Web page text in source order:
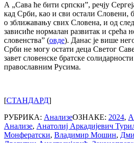
А „Сава ће бити српски”, речју
кад Срби, као и сви остали Словени,
о зближавању свих Словена, и од
зависиће нормалан развитак и срећа
словенства” (овде). Данас је више
Срби не могу остати деца Светог
завет словенске братске
православним Русима.
[СТАНДАРД]
РУБРИКА: АнализеОЗНАКЕ: 2024,
Анализе, Анатолиј Аркадијевич
Монфератски, Владимир Мошин,